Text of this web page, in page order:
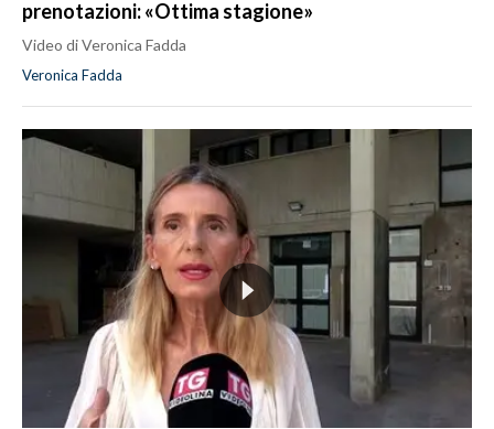
prenotazioni: «Ottima stagione»
Video di Veronica Fadda
Veronica Fadda